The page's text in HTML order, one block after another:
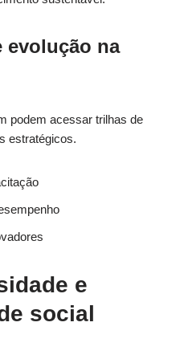
evolução na
podem acessar trilhas de
estratégicos.
e
social